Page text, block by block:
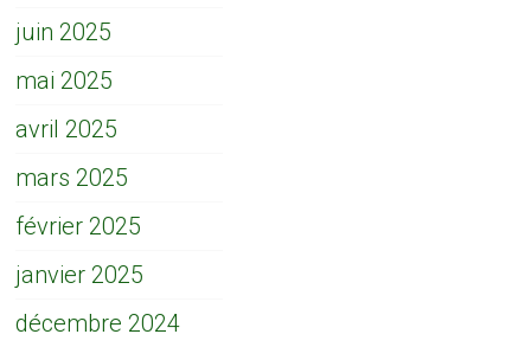
juin 2025
mai 2025
avril 2025
mars 2025
février 2025
janvier 2025
décembre 2024